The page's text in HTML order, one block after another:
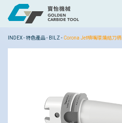
INDEX-特色產品- BILZ - Corona Jet噴嘴環燒結刀柄